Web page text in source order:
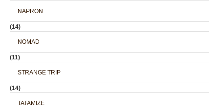
NAPRON
(14)
NOMAD
(11)
STRANGE TRIP
(14)
TATAMIZE